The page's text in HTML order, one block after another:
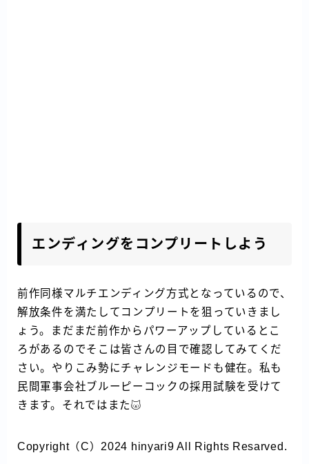
エンディングをコンプリートしよう
前作同様マルチエンディング方式となっているので、
解放条件を満たしてコンプリートを狙っていきまし
ょう。まだまだ前作からパワーアップしているとこ
ろがあるのでそこは皆さんの目で確認してみてくだ
さい。やりこみ勢にチャレンジモードも健在。私も
民間軍事会社ブルーピーコックの採用試験を受けて
きます。それではまた
Copyright（C）2024 hinyari9 All Rights Resarved.